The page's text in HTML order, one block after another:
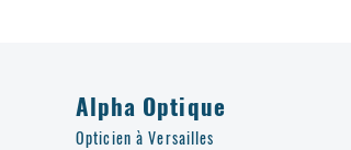
Alpha Optique
Opticien à Versailles